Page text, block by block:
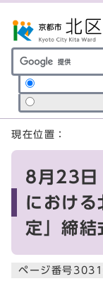
サイト内検索の範
ここから本文です
現在位置：
8月23日
における
定」締結
ページ番号